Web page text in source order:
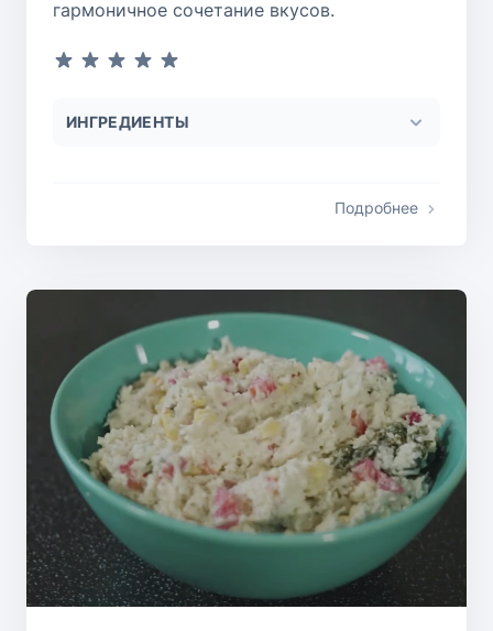
гармоничное сочетание вкусов.
ИНГРЕДИЕНТЫ
Подробнее